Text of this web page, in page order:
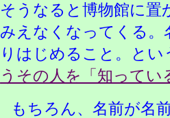
そうなると博物館に置
みえなくなってくる。
りはじめること。とい
うその人を「知ってい
もちろん、名前が名